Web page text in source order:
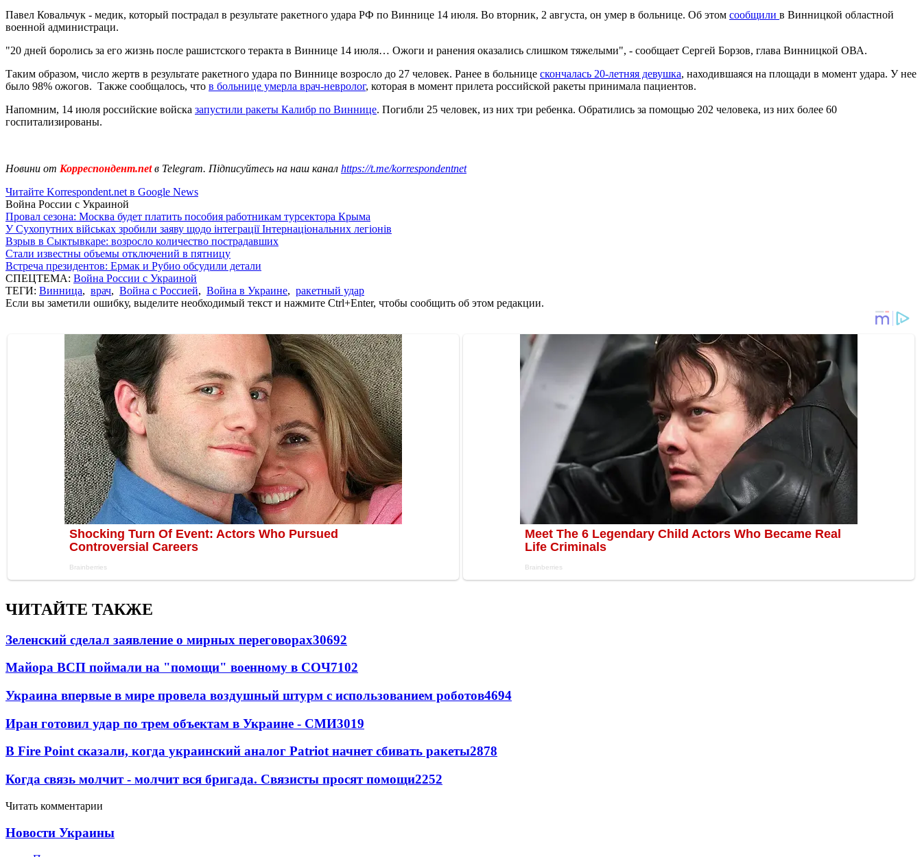
Павел Ковальчук - медик, который пострадал в результате ракетного удара РФ по Виннице 14 июля. Во вторник, 2 августа, он умер в больнице. Об этом сообщили в Винницкой областной
военной администраци.
"20 дней боролись за его жизнь после рашистского теракта в Виннице 14 июля… Ожоги и ранения оказались слишком тяжелыми", - сообщает Сергей Борзов, глава Винницкой ОВА.
Таким образом, число жертв в результате ракетного удара по Виннице возросло до 27 человек. Ранее в больнице скончалась 20-летняя девушка, находившаяся на площади в момент удара. У нее
было 98% ожогов. Также сообщалось, что в больнице умерла врач-невролог, которая в момент прилета российской ракеты принимала пациентов.
Напомним, 14 июля российские войска запустили ракеты Калибр по Виннице. Погибли 25 человек, из них три ребенка. Обратились за помощью 202 человека, из них более 60
госпитализированы.
Новини от Корреспондент.netв Telegram. Підписуйтесь на наш канал https://t.me/korrespondentnet
Читайте Korrespondent.net в Google News
Война России с Украиной
Провал сезона: Москва будет платить пособия работникам турсектора Крыма
У Сухопутних військах зробили заяву щодо інтеграції Інтернаціональних легіонів
Взрыв в Сыктывкаре: возросло количество пострадавших
Стали известны объемы отключений в пятницу
Встреча президентов: Ермак и Рубио обсудили детали
СПЕЦТЕМА: Война России с Украиной
ТЕГИ: Винница, врач, Война с Россией, Война в Украине, ракетный удар
Если вы заметили ошибку, выделите необходимый текст и нажмите Ctrl+Enter, чтобы сообщить об этом редакции.
ЧИТАЙТЕ ТАКЖЕ
Зеленский сделал заявление о мирных переговорах30692
Майора ВСП поймали на "помощи" военному в СОЧ7102
Украина впервые в мире провела воздушный штурм с использованием роботов4694
Иран готовил удар по трем объектам в Украине - СМИ3019
В Fire Point сказали, когда украинский аналог Patriot начнет сбивать ракеты2878
Когда связь молчит - молчит вся бригада. Связисты просят помощи2252
Читать комментарии
Новости Украины